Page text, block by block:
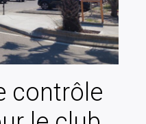
contrôle